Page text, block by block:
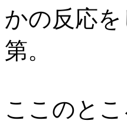
かの反応
第。
ここのと